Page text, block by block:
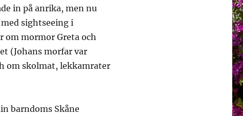
in på anrika, men nu
sightseeing i
om mormor Greta och
(Johans morfar var
om skolmat, lekkamrater
barndoms Skåne